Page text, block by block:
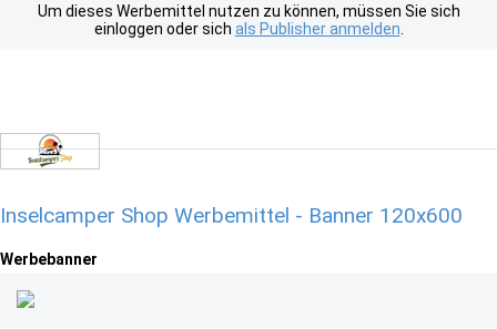
Um dieses Werbemittel nutzen zu können, müssen Sie sich
einloggen oder sich als Publisher anmelden
Inselcamper Shop Werbemittel - Banner 120x600
Werbebanner